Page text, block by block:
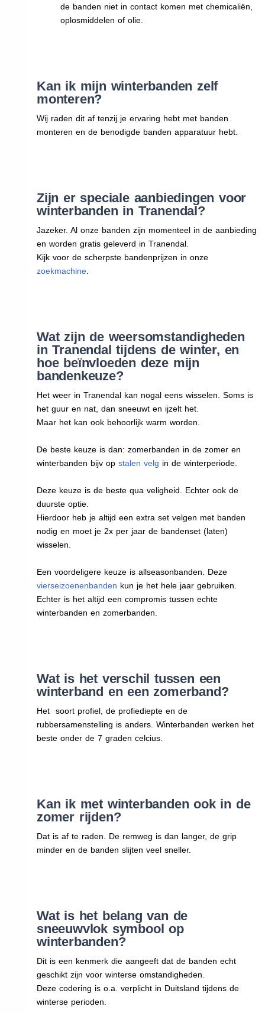
de banden niet in contact komen met chemicaliën,
oplosmiddelen of olie.
Kan ik mijn winterbanden zelf
monteren?
Wij raden dit af tenzij je ervaring hebt met banden
monteren en de benodigde banden apparatuur hebt.
Zijn er speciale aanbiedingen voor
winterbanden in Tranendal?
Jazeker. Al onze banden zijn momenteel in de aanbieding
en worden gratis geleverd in Tranendal.
Kijk voor de scherpste bandenprijzen in onze
zoekmachine.
Wat zijn de weersomstandigheden
in Tranendal tijdens de winter, en
hoe beïnvloeden deze mijn
bandenkeuze?
Het weer in Tranendal kan nogal eens wisselen. Soms is
het guur en nat, dan sneeuwt en ijzelt het.
Maar het kan ook behoorlijk warm worden.
De beste keuze is dan: zomerbanden in de zomer en
winterbanden bijv op stalen velg in de winterperiode.
Deze keuze is de beste qua veligheid. Echter ook de
duurste optie.
Hierdoor heb je altijd een extra set velgen met banden
nodig en moet je 2x per jaar de bandenset (laten)
wisselen.
Een voordeligere keuze is allseasonbanden. Deze
vierseizoenenbanden kun je het hele jaar gebruiken.
Echter is het altijd een compromis tussen echte
winterbanden en zomerbanden.
Wat is het verschil tussen een
winterband en een zomerband?
Het soort profiel, de profiediepte en de
rubbersamenstelling is anders. Winterbanden werken het
beste onder de 7 graden celcius.
Kan ik met winterbanden ook in de
zomer rijden?
Dat is af te raden. De remweg is dan langer, de grip
minder en de banden slijten veel sneller.
Wat is het belang van de
sneeuwvlok symbool op
winterbanden?
Dit is een kenmerk die aangeeft dat de banden echt
geschikt zijn voor winterse omstandigheden.
Deze codering is o.a. verplicht in Duitsland tijdens de
winterse perioden.